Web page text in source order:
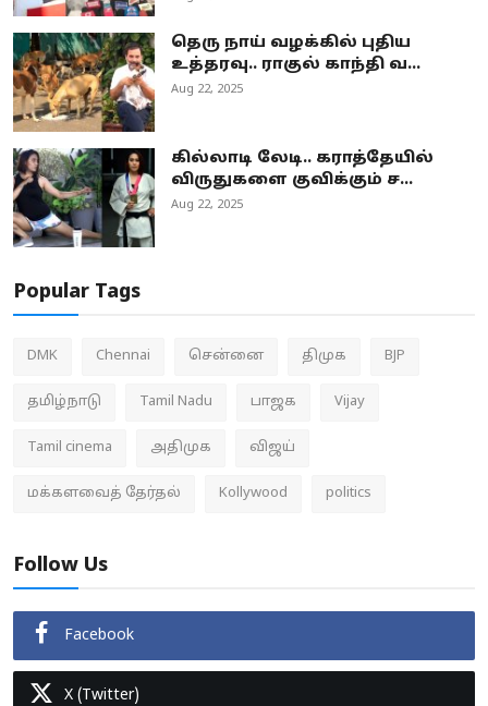
தெரு நாய் வழக்கில் புதிய
உத்தரவு.. ராகுல் காந்தி வ...
Aug 22, 2025
கில்லாடி லேடி.. கராத்தேயில்
விருதுகளை குவிக்கும் ச...
Aug 22, 2025
Popular Tags
DMK Chennai சென்னை திமுக BJP
தமிழ்நாடு Tamil Nadu பாஜக Vijay
Tamil cinema அதிமுக விஜய்
மக்களவைத் தேர்தல் Kollywood politics
Follow Us
Facebook
X (Twitter)